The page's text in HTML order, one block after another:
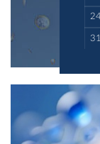
24
31